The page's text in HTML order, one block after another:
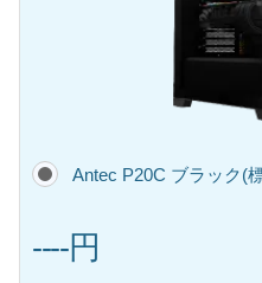
Antec P20C ブラック(
----円